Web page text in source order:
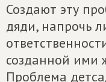
Создают эту
дяди, напрочь
созданной ими
Проблема